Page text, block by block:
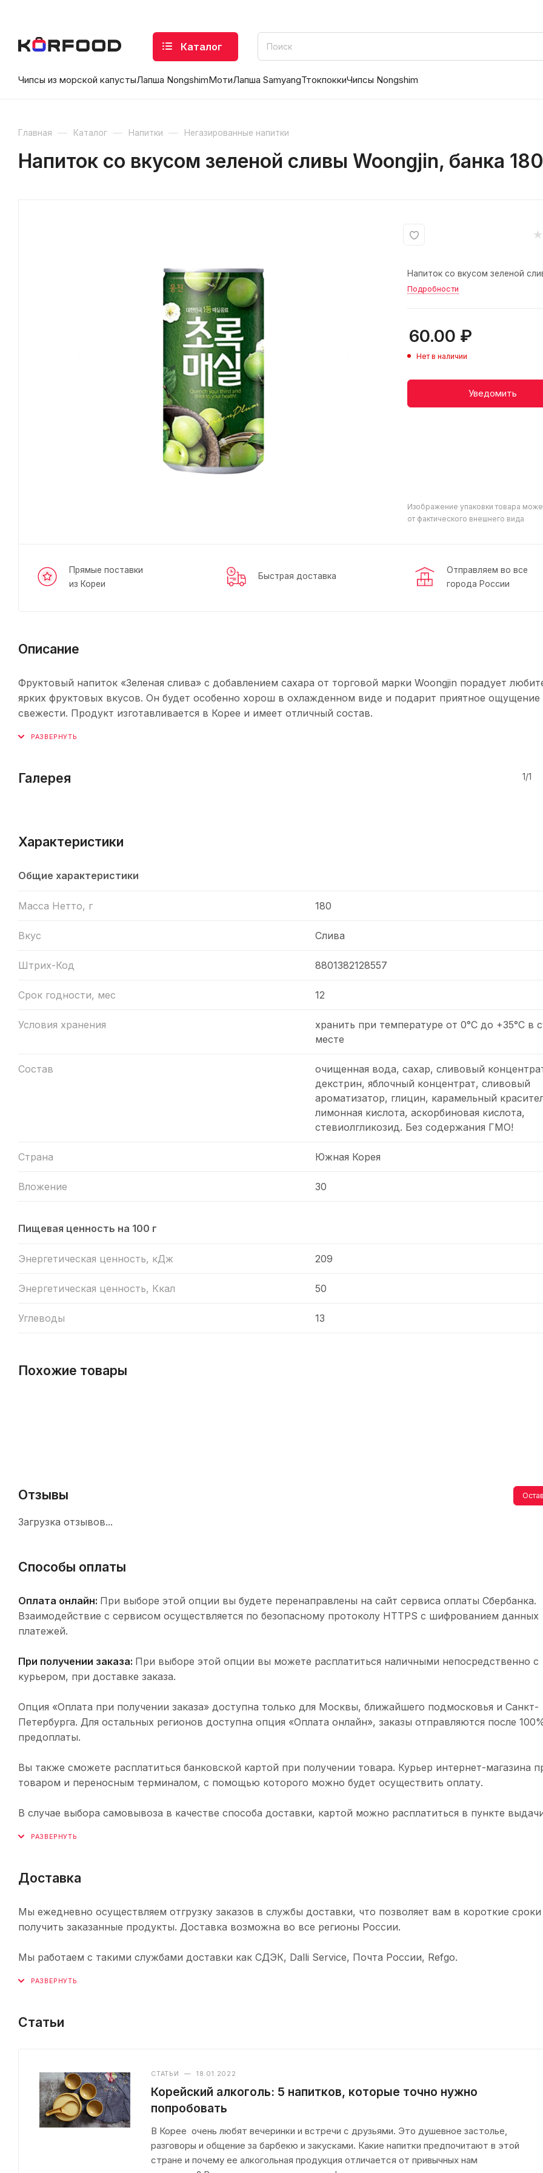
Каталог
Чипсы из морской капустыЛапша NongshimМотиЛапша SamyangТтокпоккиЧипсы Nongshim
Главная — Каталог — Напитки — Негазированные напитки
Напиток со вкусом зеленой сливы Woongjin, банка
Напиток со вкусом зеленой
Подробности
60.00 ₽
Нет в наличии
Уведомить
Изображение упаковки товара
от фактического внешнего вида
Прямые поставки
из Кореи
Быстрая доставка
Отправляем во все
города России
Описание
Фруктовый напиток «Зеленая слива» с добавлением сахара от торговой марки Woongjin порадует
ярких фруктовых вкусов. Он будет особенно хорош в охлажденном виде и подарит приятное ощущение
свежести. Продукт изготавливается в Корее и имеет отличный состав.
Галерея 1/1
Характеристики
Общие характеристики
Масса Нетто, г 180
Вкус Слива
Штрих-Код 8801382128557
Срок годности, мес 12
Условия хранения
хранить при температуре от 0°С до +35°С в
месте
Состав
очищенная вода, сахар, сливовый
декстрин, яблочный концентрат, сливовый
ароматизатор, глицин, карамельный
лимонная кислота, аскорбиновая кислота,
стевиолгликозид. Без содержания ГМО!
Страна Южная Корея
Вложение 30
Пищевая ценность на 100 г
Энергетическая ценность, кДж 209
Энергетическая ценность, Ккал 50
Углеводы 13
Похожие товары
Отзывы
Загрузка отзывов...
Способы оплаты
Оплата онлайн: При выборе этой опции вы будете перенаправлены на сайт сервиса оплаты Сбербанка.
Взаимодействие с сервисом осуществляется по безопасному протоколу HTTPS с шифрованием данных
платежей.
При получении заказа: При выборе этой опции вы можете расплатиться наличными непосредственно с
курьером, при доставке заказа.
Опция «Оплата при получении заказа» доступна только для Москвы, ближайшего подмосковья и Санкт-
Петербурга. Для остальных регионов доступна опция «Оплата онлайн», заказы отправляются после
предоплаты.
Вы также сможете расплатиться банковской картой при получении товара. Курьер интернет-магазина
товаром и переносным терминалом, с помощью которого можно будет осуществить оплату.
В случае выбора самовывоза в качестве способа доставки, картой можно расплатиться в пункте
Доставка
Мы ежедневно осуществляем отгрузку заказов в службы доставки, что позволяет вам в короткие сроки
получить заказанные продукты. Доставка возможна во все регионы России.
Мы работаем с такими службами доставки как СДЭК, Dalli Service, Почта России, Refgo.
Статьи
СТАТЬИ — 18.01.2022
Корейский алкоголь: 5 напитков, которые точно нужно
попробовать
В Корее очень любят вечеринки и встречи с друзьями. Это душевное застолье,
разговоры и общение за барбекю и закусками. Какие напитки предпочитают в этой
стране и почему ее алкогольная продукция отличается от привычных нам